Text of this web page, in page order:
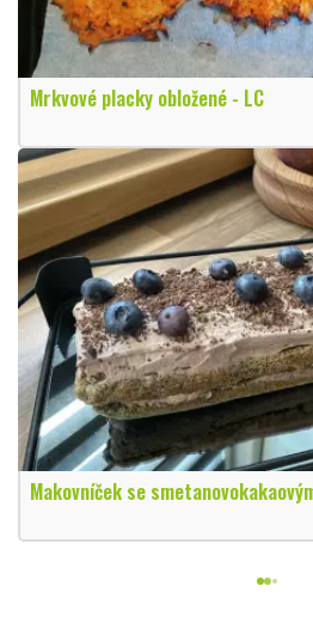
Mrkvové placky obložené - LC
Makovníček se